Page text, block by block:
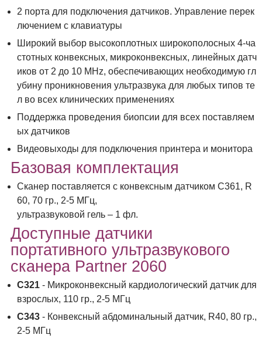
2 порта для подключения датчиков. Управление перек
лючением с клавиатуры
Широкий выбор высокоплотных широкополосных 4-ча
стотных конвексных, микроконвексных, линейных датч
иков от 2 до 10 MHz, обеспечивающих необходимую гл
убину проникновения ультразвука для любых типов те
л во всех клинических применениях
Поддержка проведения биопсии для всех поставляем
ых датчиков
Видеовыходы для подключения принтера и монитора
Базовая комплектация
Сканер поставляется с конвексным датчиком C361, R
60, 70 гр., 2-5 МГц,
ультразвуковой гель – 1 фл.
Доступные датчики
портативного ультразвукового
сканера Partner 2060
С321- Микроконвексный кардиологический датчик для
взрослых, 110 гр., 2-5 МГц
C343- Конвексный абдоминальный датчик, R40, 80 гр.,
2-5 МГц